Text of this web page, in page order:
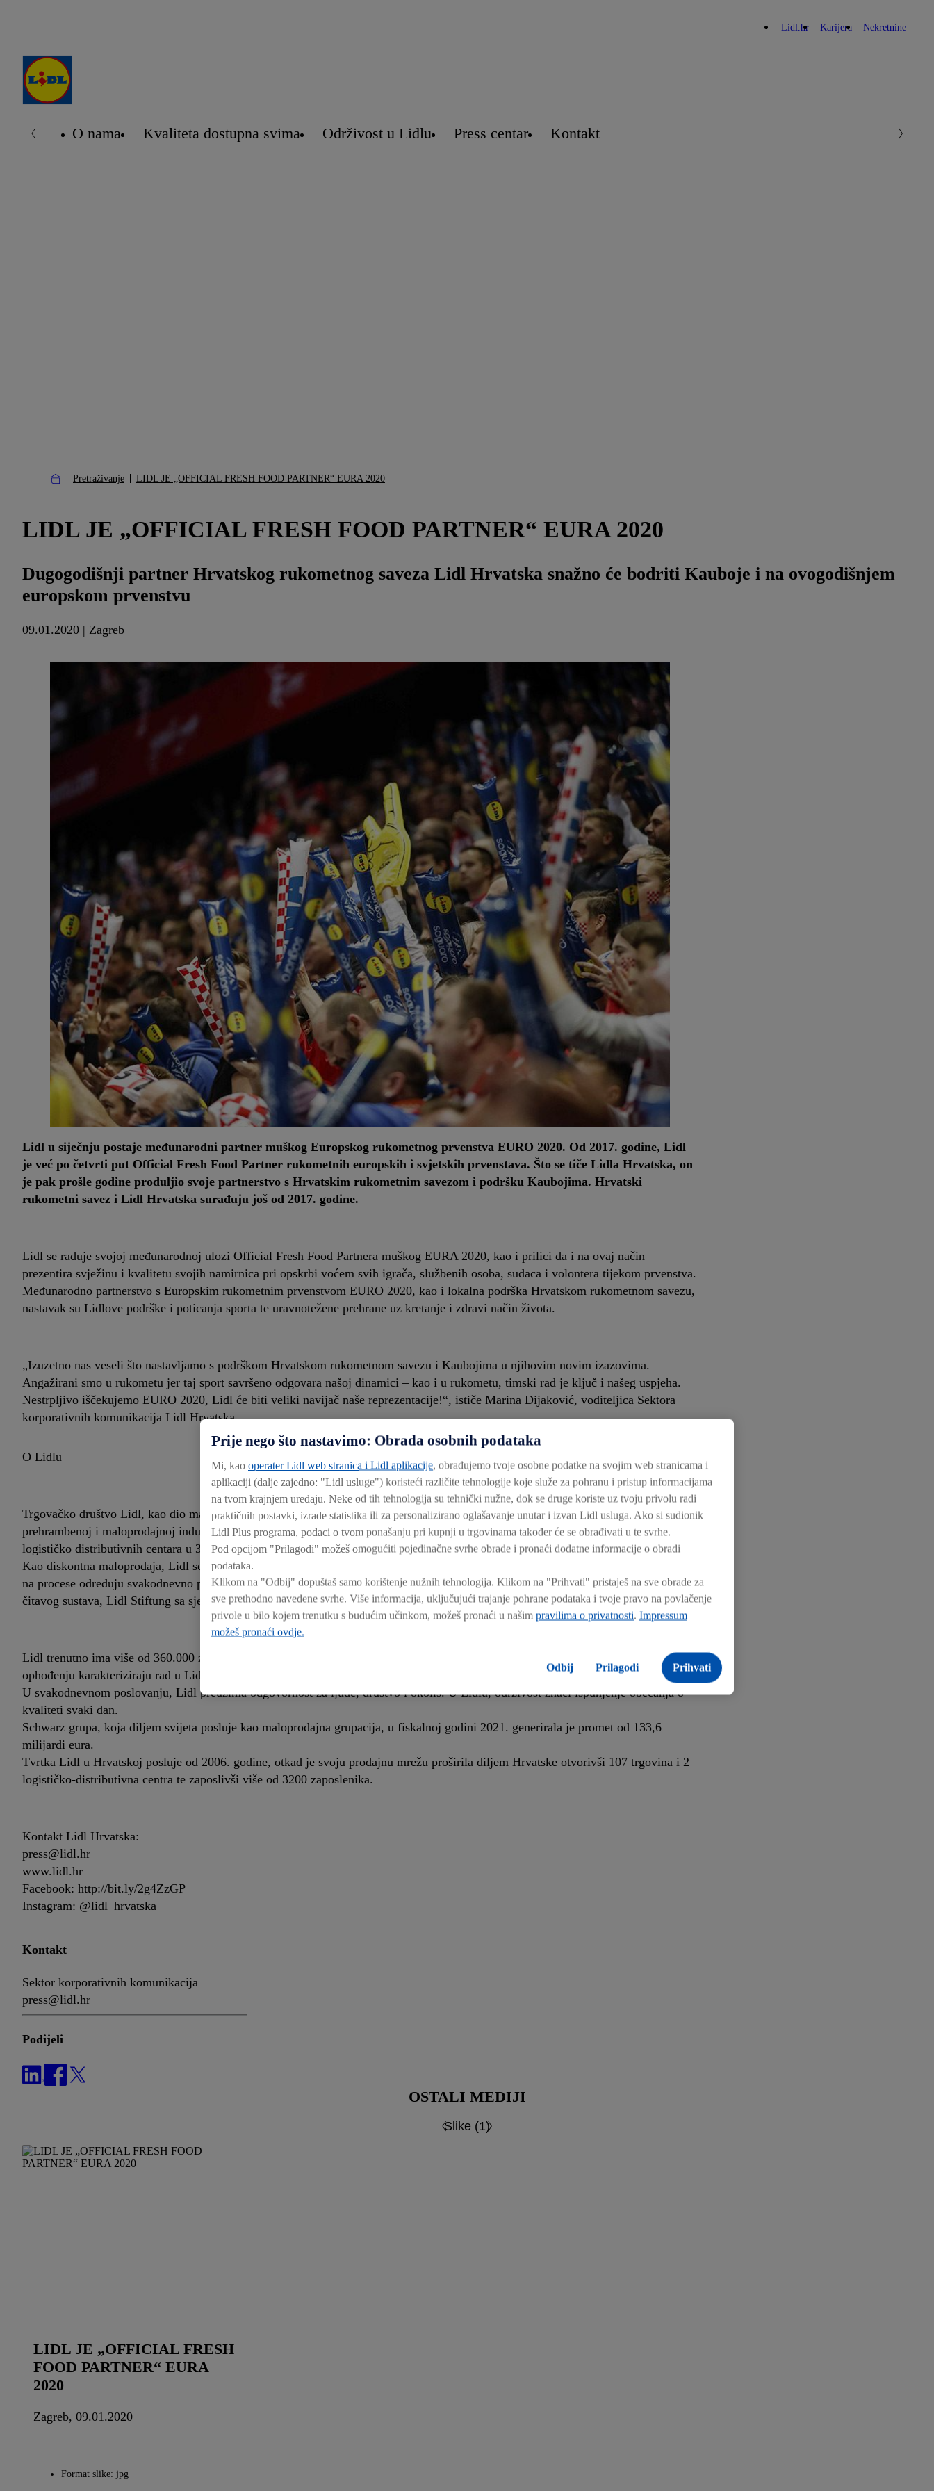
Lidl.hr Karijera Nekretnine
O nama Kvaliteta dostupna svima Održivost u Lidlu Press centar Kontakt
Pretraživanje LIDL JE „OFFICIAL FRESH FOOD PARTNER“ EURA 2020
LIDL JE „OFFICIAL FRESH FOOD PARTNER“ EURA 2020
Dugogodišnji partner Hrvatskog rukometnog saveza Lidl Hrvatska snažno će bodriti Kauboje i na ovogodišnjem
europskom prvenstvu
09.01.2020 | Zagreb
Lidl u siječnju postaje međunarodni partner muškog Europskog rukometnog prvenstva EURO 2020. Od 2017. godine, Lidl
je već po četvrti put Official Fresh Food Partner rukometnih europskih i svjetskih prvenstava. Što se tiče Lidla Hrvatska, on
je pak prošle godine produljio svoje partnerstvo s Hrvatskim rukometnim savezom i podršku Kaubojima. Hrvatski
rukometni savez i Lidl Hrvatska surađuju još od 2017. godine.
Lidl se raduje svojoj međunarodnoj ulozi Official Fresh Food Partnera muškog EURA 2020, kao i prilici da i na ovaj način
prezentira svježinu i kvalitetu svojih namirnica pri opskrbi voćem svih igrača, službenih osoba, sudaca i volontera tijekom prvenstva.
Međunarodno partnerstvo s Europskim rukometnim prvenstvom EURO 2020, kao i lokalna podrška Hrvatskom rukometnom savezu,
nastavak su Lidlove podrške i poticanja sporta te uravnotežene prehrane uz kretanje i zdravi način života.
„Izuzetno nas veseli što nastavljamo s podrškom Hrvatskom rukometnom savezu i Kaubojima u njihovim novim izazovima.
Angažirani smo u rukometu jer taj sport savršeno odgovara našoj dinamici – kao i u rukometu, timski rad je ključ i našeg uspjeha.
Nestrpljivo iščekujemo EURO 2020, Lidl će biti veliki navijač naše reprezentacije!“, ističe Marina Dijaković, voditeljica Sektora
korporativnih komunikacija Lidl Hrvatska.
O Lidlu
Trgovačko društvo Lidl, kao dio maloprodajne grupe Schwarz sa sjedištem u Neckarsulmu, jedno je od vodećih poduzeća u
prehrambenoj i maloprodajnoj industriji u Njemačkoj i Europi. Društvo Lidl trenutačno ima oko 11.900 trgovina i više od 200
logističko distributivnih centara u 31 zemlji diljem svijeta.
Kao diskontna maloprodaja, Lidl se vodi načelom optimalnog odnosa cijene i kvalitete za svoje kupce. Jednostavnost i usmjerenost
na procese određuju svakodnevno poslovanje u trgovinama, lokalnim logističko distributivnim centrima i servisima. Kao upravitelj
čitavog sustava, Lidl Stiftung sa sjedištem u Neckarsulmu, odgovoran je za dizajn i strukturu standardiziranih procesa.
Lidl trenutno ima više od 360.000 zaposlenika. Dinamika svakodnevnog rada, snaga tima kao rezultat toga te pravednost pri
ophođenju karakteriziraju rad u Lidlu širom svijeta.
U svakodnevnom poslovanju, Lidl preuzima odgovornost za ljude, društvo i okoliš. U Lidlu, održivost znači ispunjenje obećanja o
kvaliteti svaki dan.
Schwarz grupa, koja diljem svijeta posluje kao maloprodajna grupacija, u fiskalnoj godini 2021. generirala je promet od 133,6
milijardi eura.
Tvrtka Lidl u Hrvatskoj posluje od 2006. godine, otkad je svoju prodajnu mrežu proširila diljem Hrvatske otvorivši 107 trgovina i 2
logističko-distributivna centra te zaposlivši više od 3200 zaposlenika.
Kontakt Lidl Hrvatska:
press@lidl.hr
www.lidl.hr
Facebook: http://bit.ly/2g4ZzGP
Instagram: @lidl_hrvatska
Kontakt
Sektor korporativnih komunikacija
press@lidl.hr
Podijeli
OSTALI MEDIJI
Slike (1)
LIDL JE „OFFICIAL FRESH
FOOD PARTNER“ EURA
2020
Zagreb, 09.01.2020
Format slike: jpg
Prije nego što nastavimo: Obrada osobnih podataka
Mi, kao operater Lidl web stranica i Lidl aplikacije, obrađujemo tvoje osobne podatke na svojim web stranicama i
aplikaciji (dalje zajedno: "Lidl usluge") koristeći različite tehnologije koje služe za pohranu i pristup informacijama
na tvom krajnjem uređaju. Neke od tih tehnologija su tehnički nužne, dok se druge koriste uz tvoju privolu radi
praktičnih postavki, izrade statistika ili za personalizirano oglašavanje unutar i izvan Lidl usluga. Ako si sudionik
Lidl Plus programa, podaci o tvom ponašanju pri kupnji u trgovinama također će se obrađivati u te svrhe.
Pod opcijom "Prilagodi" možeš omogućiti pojedinačne svrhe obrade i pronaći dodatne informacije o obradi
podataka.
Klikom na "Odbij" dopuštaš samo korištenje nužnih tehnologija. Klikom na "Prihvati" pristaješ na sve obrade za
sve prethodno navedene svrhe. Više informacija, uključujući trajanje pohrane podataka i tvoje pravo na povlačenje
privole u bilo kojem trenutku s budućim učinkom, možeš pronaći u našim pravilima o privatnosti. Impressum
možeš pronaći ovdje.
Odbij Prilagodi Prihvati